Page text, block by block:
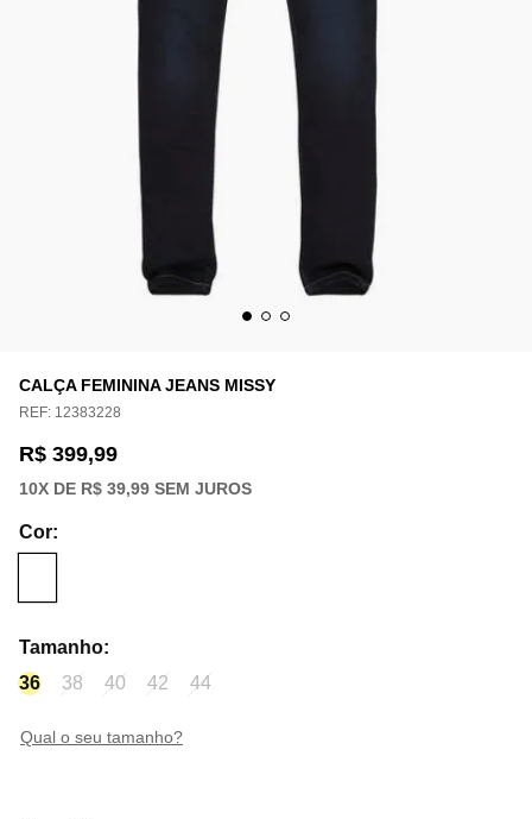
CALÇA FEMININA JEANS MISSY
REF: 12383228
R$ 399,99
10X DE R$ 39,99 SEM JUROS
Cor:
Tamanho:
36
38 40 42 44
qual o seu tamanho?